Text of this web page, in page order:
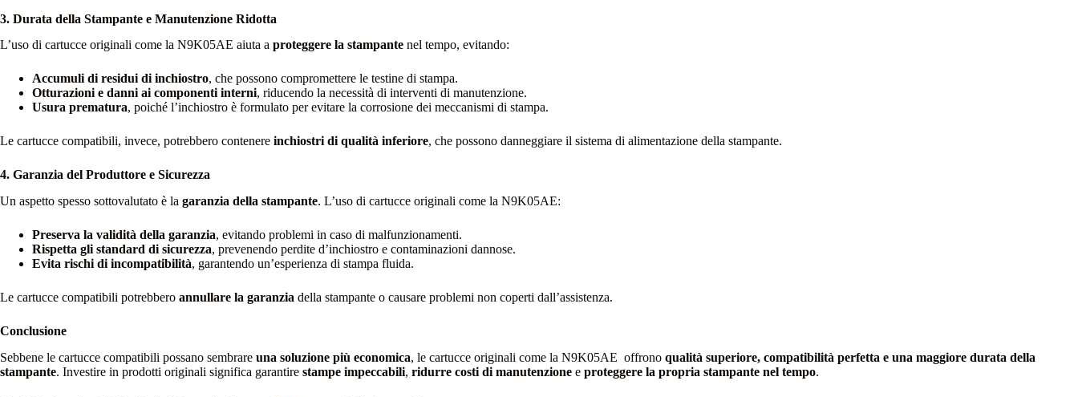
3. Durata della Stampante e Manutenzione Ridotta
L’uso di cartucce originali come la N9K05AE aiuta a proteggere la stampante nel tempo, evitando:
Accumuli di residui di inchiostro, che possono compromettere le testine di stampa.
Otturazioni e danni ai componenti interni, riducendo la necessità di interventi di manutenzione.
Usura prematura, poiché l’inchiostro è formulato per evitare la corrosione dei meccanismi di stampa.
Le cartucce compatibili, invece, potrebbero contenere inchiostri di qualità inferiore, che possono danneggiare il sistema di alimentazione della stampante.
4. Garanzia del Produttore e Sicurezza
Un aspetto spesso sottovalutato è la garanzia della stampante. L’uso di cartucce originali come la N9K05AE:
Preserva la validità della garanzia, evitando problemi in caso di malfunzionamenti.
Rispetta gli standard di sicurezza, prevenendo perdite d’inchiostro e contaminazioni dannose.
Evita rischi di incompatibilità, garantendo un’esperienza di stampa fluida.
Le cartucce compatibili potrebbero annullare la garanzia della stampante o causare problemi non coperti dall’assistenza.
Conclusione
Sebbene le cartucce compatibili possano sembrare una soluzione più economica, le cartucce originali come la N9K05AE offrono qualità superiore, compatibilità perfetta e una maggiore durata della
stampante. Investire in prodotti originali significa garantire stampe impeccabili, ridurre costi di manutenzione e proteggere la propria stampante nel tempo.